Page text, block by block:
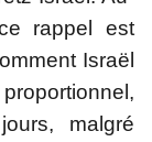
rappel est
Israël
malgré